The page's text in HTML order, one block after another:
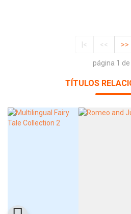
|< << >>
página 1
TÍTULOS